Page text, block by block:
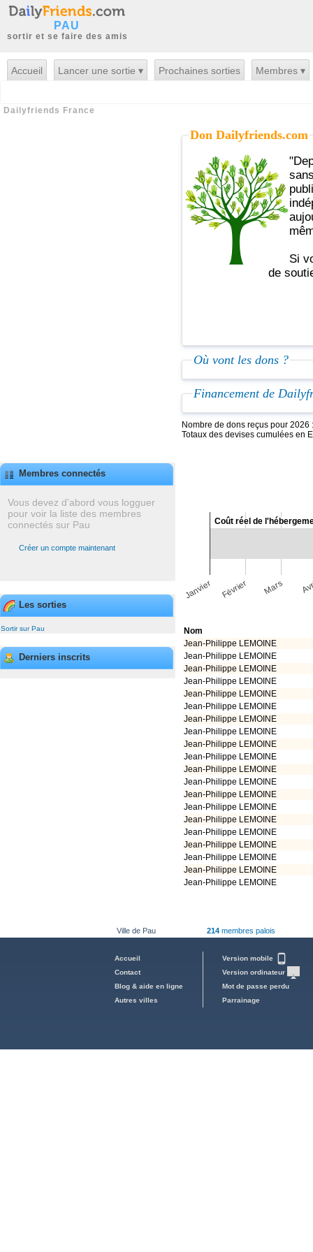
PAU
sortir et se faire des amis
Accueil Lancer une sortie ▾ Prochaines sorties Membres ▾
Dailyfriends France
Membres connectés
Vous devez d'abord vous logguer
pour voir la liste des membres
connectés sur Pau
Créer un compte maintenant
Les sorties
Sortir sur Pau
Derniers inscrits
Don Dailyfriends.com
"Depuis plus de 10 ans
Si
de
Où vont les dons ?
Financement de
Nombre de dons reçus pour 2026
Totaux des devises cumulées en
Coût réel de
Coût réel de
Janvier Février Mars
Nom
Jean-Philippe LEMOINE
Jean-Philippe LEMOINE
Jean-Philippe LEMOINE
Jean-Philippe LEMOINE
Jean-Philippe LEMOINE
Jean-Philippe LEMOINE
Jean-Philippe LEMOINE
Jean-Philippe LEMOINE
Jean-Philippe LEMOINE
Jean-Philippe LEMOINE
Jean-Philippe LEMOINE
Jean-Philippe LEMOINE
Jean-Philippe LEMOINE
Jean-Philippe LEMOINE
Jean-Philippe LEMOINE
Jean-Philippe LEMOINE
Jean-Philippe LEMOINE
Jean-Philippe LEMOINE
Jean-Philippe LEMOINE
Jean-Philippe LEMOINE
Ville de Pau 214 membres palois
Accueil
Contact
Blog & aide en ligne
Autres villes
Version mobile
Version ordinateur
Mot de passe perdu
Parrainage